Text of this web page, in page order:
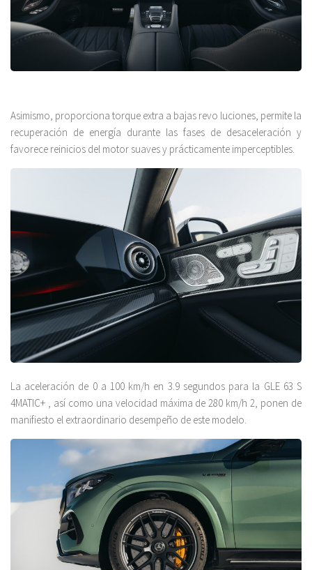
Asimismo, proporciona torque extra a bajas revo luciones, permite la
recuperación de energía durante las fases de desaceleración y
favorece reinicios del motor suaves y prácticamente imperceptibles.
La aceleración de 0 a 100 km/h en 3.9 segundos para la GLE 63 S
4MATIC+ , así como una velocidad máxima de 280 km/h 2, ponen de
manifiesto el extraordinario desempeño de este modelo.